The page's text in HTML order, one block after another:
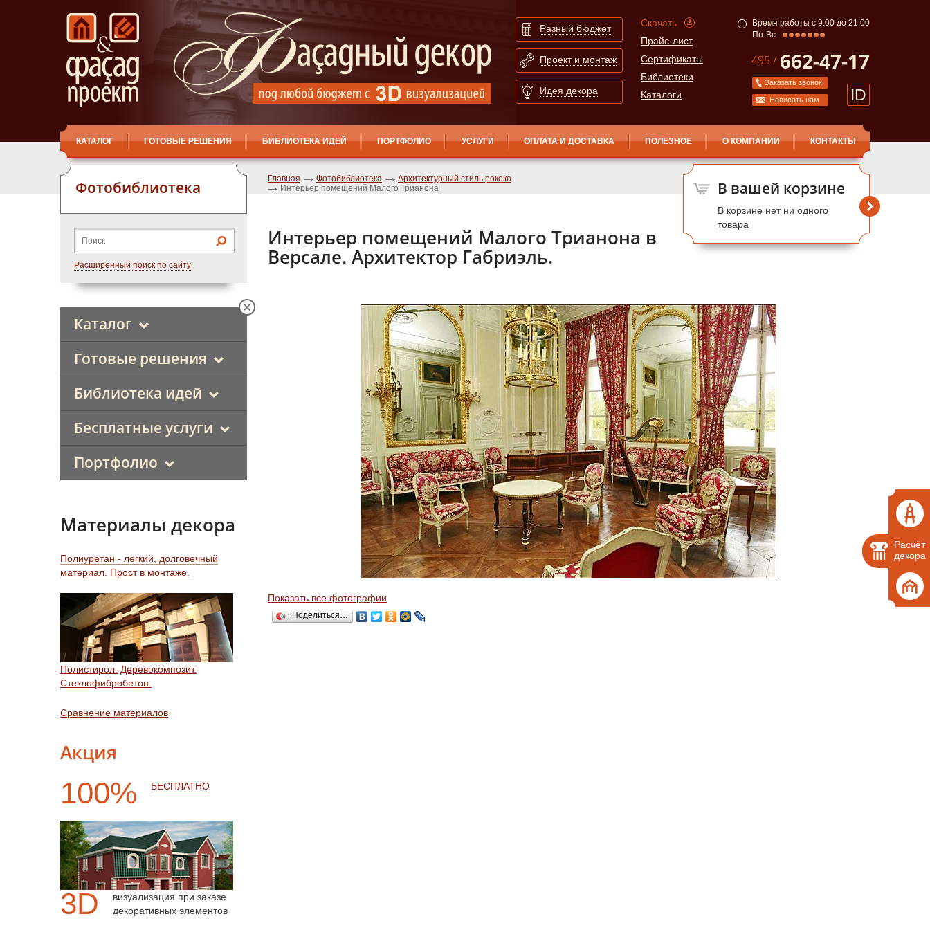
Расчёт
декора
Разный бюджет
Проект и монтаж
Идея декора
Скачать
Прайс-лист
Сертификаты
Библиотеки
Каталоги
Время работы с 9:00 до 21:00
Пн-Вс
495 / 662-47-17
Заказать звонок
Написать нам ID
КАТАЛОГ ГОТОВЫЕ РЕШЕНИЯ БИБЛИОТЕКА ИДЕЙ ПОРТФОЛИО УСЛУГИ ОПЛАТА И ДОСТАВКА ПОЛЕЗНОЕ О КОМПАНИИ КОНТАКТЫ
Фотобиблиотека
Расширенный поиск по сайту
Каталог
Готовые решения
Библиотека идей
Бесплатные услуги
Портфолио
Материалы декора
Полиуретан - легкий, долговечный
материал. Прост в монтаже.
Полистирол. Деревокомпозит.
Стеклофибробетон.
Сравнение материалов
Акция
100% БЕСПЛАТНО
3D
визуализация при заказе
декоративных элементов
В вашей корзине
В корзине нет ни одного
товара
Главная Фотобиблиотека
Архитектурный стиль рококо
Интерьер помещений Малого Трианона
Интерьер помещений Малого Трианона в
Версале. Архитектор Габриэль.
Показать все фотографии
Поделиться…